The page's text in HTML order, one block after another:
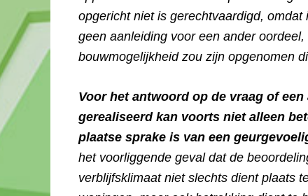
opgericht niet is gerechtvaardigd,
geen aanleiding voor een ander
bouwmogelijkheid zou zijn opgenomen
Voor het antwoord op de vraag of
gerealiseerd kan voorts niet alleen
plaatse sprake is van een
het voorliggende geval dat de
verblijfsklimaat niet slechts dient plaats